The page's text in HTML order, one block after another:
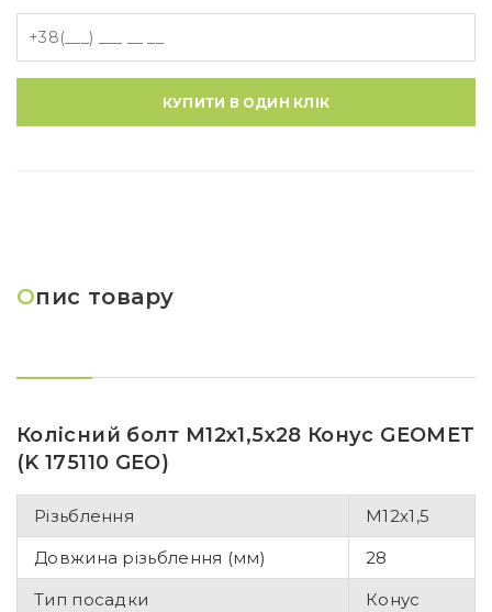
КУПИТИ В ОДИН КЛІК
Опис товару
Колісний болт M12x1,5x28 Конус GEOMET
(K 175110 GEO)
Різьблення
M12x1,5
Довжина різьблення (мм)
28
Тип посадки
Конус